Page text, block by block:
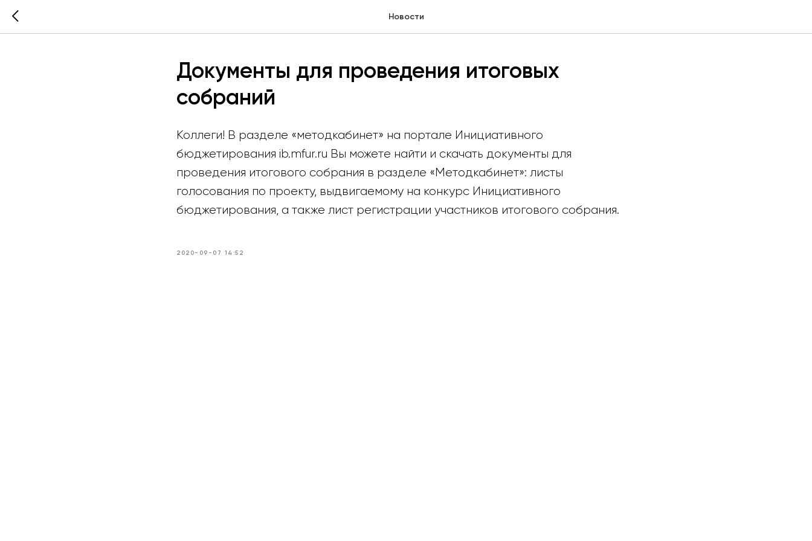
Новости
Документы для проведения итоговых
собраний
Коллеги! В разделе «методкабинет» на портале Инициативного
бюджетирования ib.mfur.ru Вы можете найти и скачать документы для
проведения итогового собрания в разделе «Методкабинет»: листы
голосования по проекту, выдвигаемому на конкурс Инициативного
бюджетирования, а также лист регистрации участников итогового собрания.
2020-09-07 14:52